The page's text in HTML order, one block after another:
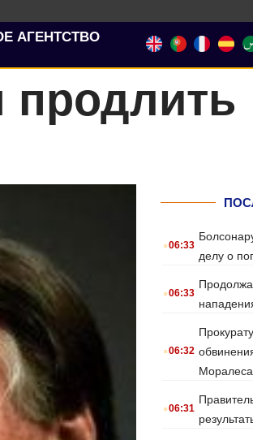
АГЕНТСТВО
продлить
.06:33
делу о
.06:33
.06:32
Моралеса
.06:31